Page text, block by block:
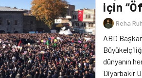
için
Reha
ABD
dünyanın
Diyarbakır